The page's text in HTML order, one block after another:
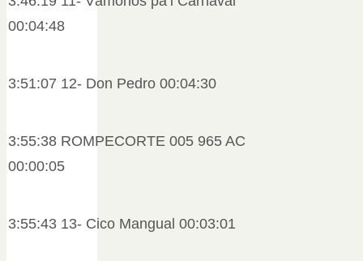
00:04:48
3:51:07 12- Don Pedro 00:04:30
3:55:38 ROMPECORTE 005 965 AC
00:00:05
3:55:43 13- Cico Mangual 00:03:01